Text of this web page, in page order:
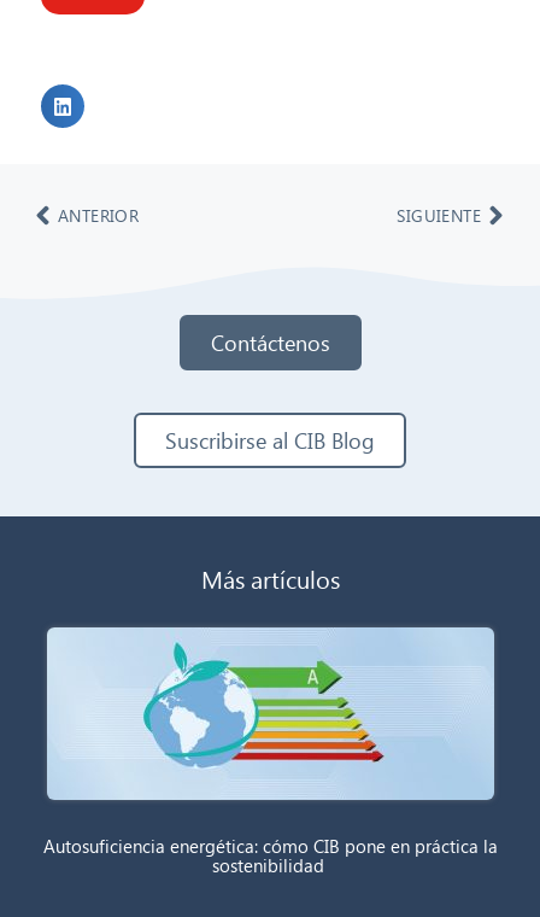
ANTERIOR SIGUIENTE
Contáctenos
Suscribirse al CIB Blog
Más artículos
Autosuficiencia energética: cómo CIB pone en práctica la
sostenibilidad